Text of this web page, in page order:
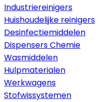
Industriereinigers
Huishoudelijke reinigers
Desinfectiemiddelen
Dispensers Chemie
Wasmiddelen
Hulpmaterialen
Werkwagens
Stofwissystemen